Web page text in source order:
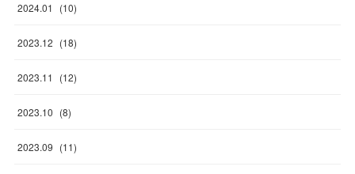
2024.01 (10)
2023.12 (18)
2023.11 (12)
2023.10 (8)
2023.09 (11)